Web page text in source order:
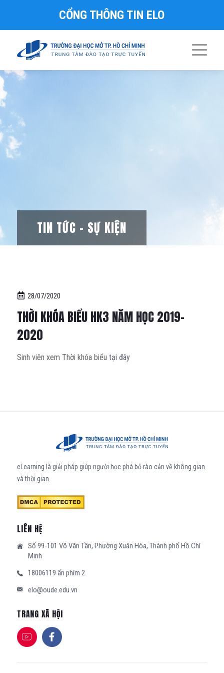
CỔNG THÔNG TIN ELO
TIN TỨC – SỰ KIỆN
28/07/2020
THỜI KHÓA BIỂU HK3 NĂM HỌC 2019-
2020
Sinh viên xem Thời khóa biểu tại đây
eLearning là giải pháp giúp người học phá bỏ rào cản về không gian
và thời gian
LIÊN HỆ
Số 99-101 Võ Văn Tần, Phường Xuân Hòa, Thành phố Hồ Chí
Minh
18006119 ấn phím 2
elo@oude.edu.vn
TRANG XÃ HỘI